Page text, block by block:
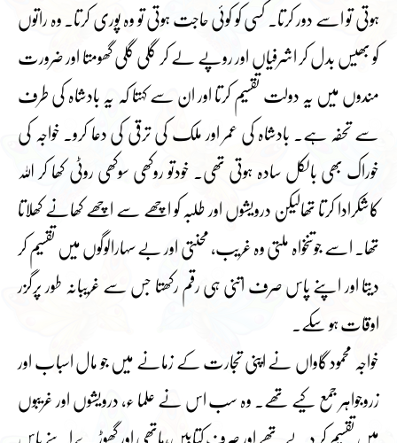
ہوتی تو اسے دور کرتا۔ کسی کو کوئی حاجت ہوتی تو وہ پوری کرتا۔ وہ راتوں
کو بھیس بدل کر اشرفیاں اور روپے لے کر گلی گلی گھومتا اور ضرورت
مندوں میں یہ دولت تقسیم کرتا اور ان سے کہتا کہ یہ بادشاہ کی طرف
سے تحفہ ہے۔ بادشاہ کی عمر اور ملک کی ترقی کی دعا کرو۔ خواجہ کی
خوراک بھی بالکل سادہ ہوتی تھی۔ خودتو روکھی سوکھی روٹی کھا کر اللہ
کاشکرادا کرتا تھالیکن درویشوں اور طلبہ کو اچھے سے اچھے کھانے کھلاتا
تھا۔ اسے جوتنخواہ ملتی وہ غریب، محنتی اور بے سہارالوگوں میں تقسیم کر
دیتا اور اپنے پاس صرف اتنی ہی رقم رکھتا جس سے غریبانہ طور پرگزر
اوقات ہو سکے۔
خواجہ محمود گاواں نے اپنی تجارت کے زمانے میں جو مال اسباب اور
زروجواہر جمع کیے تھے۔ وہ سب اس نے علما ء، درویشوں اور غریبوں
میں تقسیم کر دیے تھے اور صرف کتابیں،ہاتھی اور گھوڑے اپنے پاس